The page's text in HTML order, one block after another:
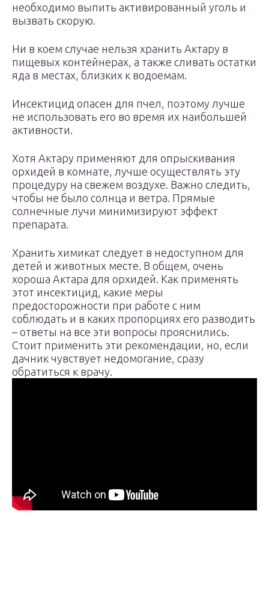
необходимо выпить активированный уголь и
вызвать скорую.
Ни в коем случае нельзя хранить Актару в
пищевых контейнерах, а также сливать остатки
яда в местах, близких к водоемам.
Инсектицид опасен для пчел, поэтому лучше
не использовать его во время их наибольшей
активности.
Хотя Актару применяют для опрыскивания
орхидей в комнате, лучше осуществлять эту
процедуру на свежем воздухе. Важно следить,
чтобы не было солнца и ветра. Прямые
солнечные лучи минимизируют эффект
препарата.
Хранить химикат следует в недоступном для
детей и животных месте. В общем, очень
хороша Актара для орхидей. Как применять
этот инсектицид, какие меры
предосторожности при работе с ним
соблюдать и в каких пропорциях его разводить
– ответы на все эти вопросы прояснились.
Стоит применить эти рекомендации, но, если
дачник чувствует недомогание, сразу
обратиться к врачу.